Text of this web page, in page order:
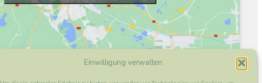
Einwilligung verwalten